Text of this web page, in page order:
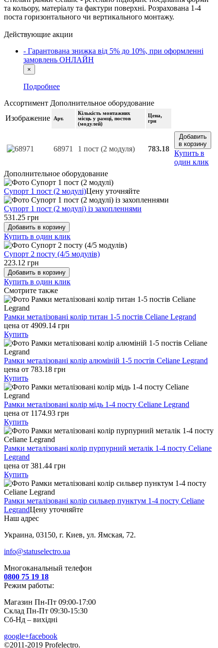
та кольору, матеріалу та фактури поверхні. Розрахована 1-4
поста горизонтального чи вертикального монтажу.
Действующие акции
- Гарантована знижка від 5% до 10%, при оформленні
замовлень ОНЛАЙН
×
Подробнее
Ассортимент Дополнительное оборудование
Изображение
Арт.
Кількість монтажних
місць у рамці, постов
(модулей)
Цена,
грн
68971 1 пост (2 модуля) 783.18
Добавить
в корзину
Купить в
один клик
Дополнительное оборудование
Супорт 1 пост (2 модулі)Цену уточняйте
Супорт 1 пост (2 модулі) із захопленнями
531.25 грн
Добавить в корзину
Купить в один клик
Супорт 2 посту (4/5 модулів)
223.12 грн
Добавить в корзину
Купить в один клик
Cмотрите также
Рамки металізовані колір титан 1-5 постів Celiane Legrand
цена от 4909.14 грн
Купить
Рамки металізовані колір алюміній 1-5 постів Celiane Legrand
цена от 783.18 грн
Купить
Рамки металізовані колір мідь 1-4 посту Celiane Legrand
цена от 1174.93 грн
Купить
Рамки металізовані колір пурпурний металік 1-4 посту Celiane
Legrand
цена от 381.44 грн
Купить
Рамки металізовані колір сильвер пунктум 1-4 посту Celiane
LegrandЦену уточняйте
Наш адрес
Украина, 03150, г. Киев, ул. Ямская, 72.
info@statuselectro.ua
Многоканальный телефон
0800 75 19 18
Режим работы:
Магазин Пн-Пт 09:00-17:00
Склад Пн-Пт 09:30-15:30
Сб-Нд – вихідні
google+facebook
©2011-2019 Profelectro.